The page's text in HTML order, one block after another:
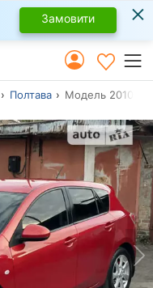
Замовити ×
Полтава Модель 2010